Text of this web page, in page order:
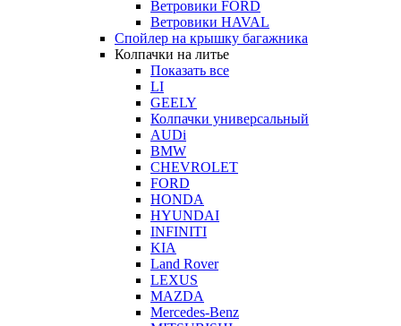
Ветровики FORD
Ветровики HAVAL
Спойлер на крышку багажника
Колпачки на литье
Показать все
LI
GEELY
Колпачки универсальный
AUDi
BMW
CHEVROLET
FORD
HONDA
HYUNDAI
INFINITI
KIA
Land Rover
LEXUS
MAZDA
Mercedes-Benz